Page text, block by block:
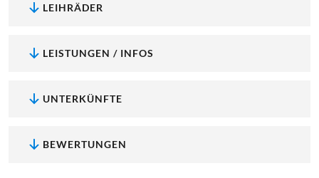
LEIHRÄDER
LEISTUNGEN / INFOS
UNTERKÜNFTE
BEWERTUNGEN